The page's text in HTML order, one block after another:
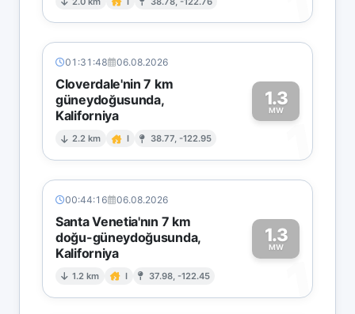
01:31:48 06.08.2026
Cloverdale'nin 7 km
güneydoğusunda,
Kaliforniya
2.2 km I 38.77, -122.95
1.3
MW
1
00:44:16 06.08.2026
Santa Venetia'nın 7 km
doğu-güneydoğusunda,
Kaliforniya
1.2 km I 37.98, -122.45
1.3
MW
1